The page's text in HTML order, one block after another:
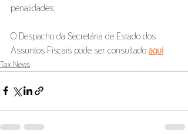
penalidades.
O Despacho da Secretária de Estado dos
Assuntos Fiscais pode ser consultado aqui
Tax News